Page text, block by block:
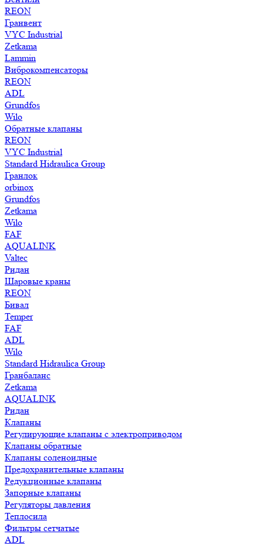
REON
Гранвент
VYC Industrial
Zetkama
Lammin
Виброкомпенсаторы
REON
ADL
Grundfos
Wilo
Обратные клапаны
REON
VYC Industrial
Standard Hidraulica Group
Гранлок
orbinox
Grundfos
Zetkama
Wilo
FAF
AQUALINK
Valtec
Ридан
Шаровые краны
REON
Бивал
Temper
FAF
ADL
Wilo
Standard Hidraulica Group
Гранбаланс
Zetkama
AQUALINK
Ридан
Клапаны
Регулирующие клапаны с электроприводом
Клапаны обратные
Клапаны соленоидные
Предохранительные клапаны
Редукционные клапаны
Запорные клапаны
Регуляторы давления
Теплосила
Фильтры сетчатые
ADL